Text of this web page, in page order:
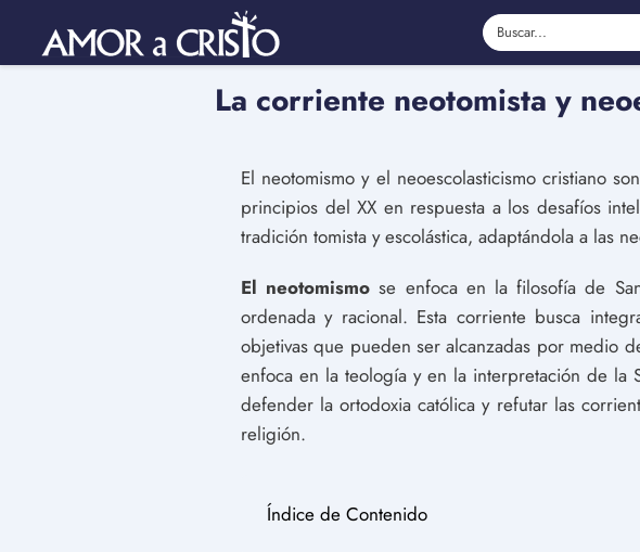
La corriente neotomista y
El neotomismo y el neoescolasticismo cristiano
principios del XX en respuesta a los desafíos
tradición tomista y escolástica, adaptándola a las
El neotomismo se enfoca en la filosofía de
ordenada y racional. Esta corriente busca
objetivas que pueden ser alcanzadas por medio
enfoca en la teología y en la interpretación de la
defender la ortodoxia católica y refutar las
religión.
Índice de Contenido